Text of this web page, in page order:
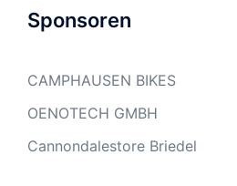
Sponsoren
CAMPHAUSEN BIKES
OENOTECH GMBH
Cannondalestore Briedel